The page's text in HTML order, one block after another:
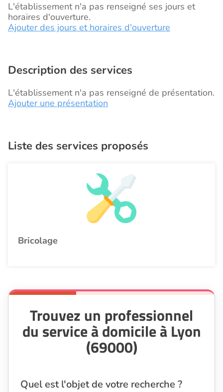
L'établissement n'a pas renseigné ses jours et
horaires d'ouverture.
Ajouter des jours et horaires d'ouverture
Description des services
L'établissement n'a pas renseigné de présentation.
Ajouter une présentation
Liste des services proposés
Bricolage
Trouvez un professionnel
du service à domicile à Lyon
(69000)
Quel est l'objet de votre recherche ?